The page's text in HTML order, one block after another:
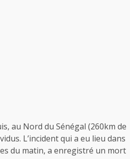
au Nord du Sénégal (260km de
L’incident qui a eu lieu dans
du matin, a enregistré un mort